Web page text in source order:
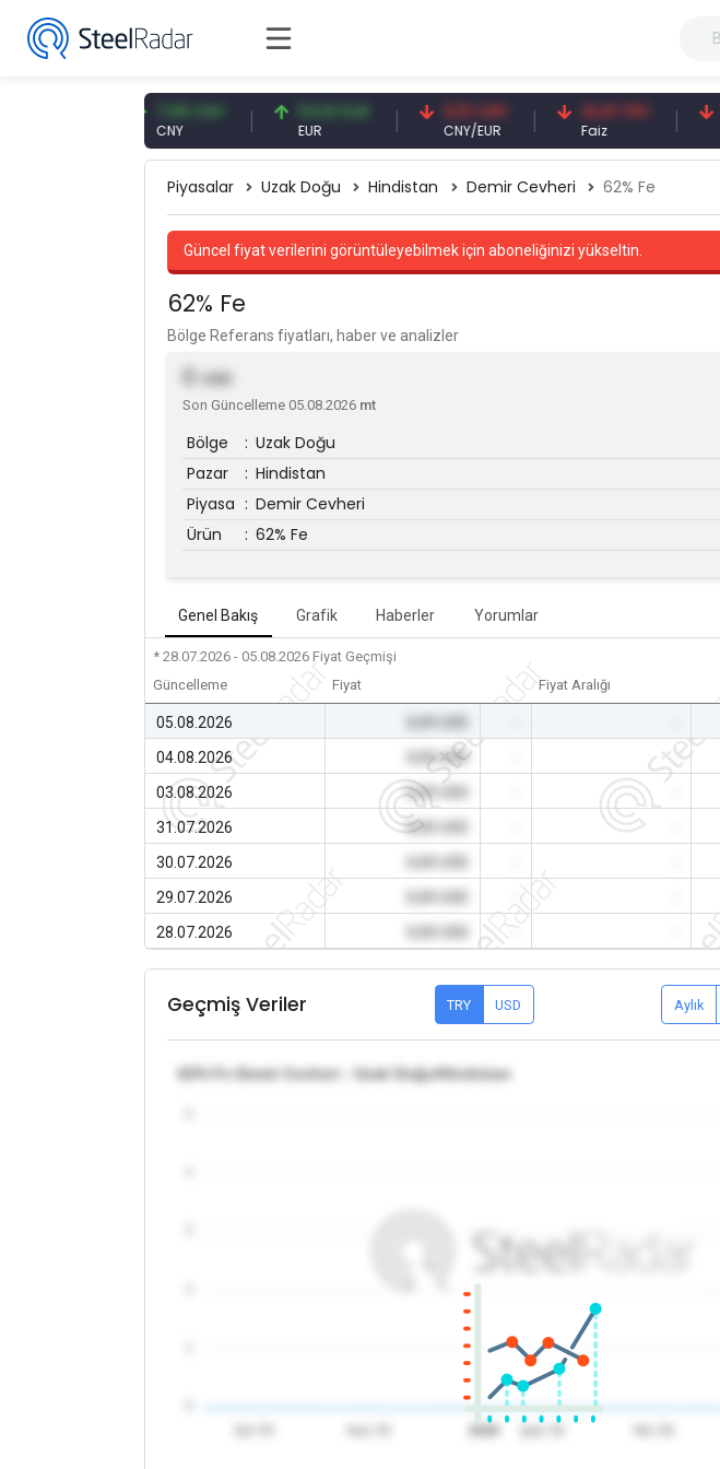
7,08 CNY 54,91 EUR
EUR
0,13 CNY
CNY/EUR
41,41 TRY
Faiz
79,77
Piyasalar Uzak Doğu Hindistan Demir Cevheri 62% Fe
Güncel fiyat verilerini görüntüleyebilmek için aboneliğinizi yükseltin.
62% Fe
Bölge Referans fiyatları, haber ve analizler
0 USD
Son Güncelleme 05.08.2026 mt
Bölge : Uzak Doğu
Pazar
: Hindistan
Piyasa : Demir Cevheri
Ürün
: 62% Fe
Genel Bakış Grafik Haberler Yorumlar
* 28.07.2026 - 05.08.2026 Fiyat Geçmişi
Güncelleme
Fiyat Fiyat Aralığı
05.08.2026
04.08.2026
0,00 USD -
03.08.2026
0,00 USD
31.07.2026
0,00 USD
30.07.2026
29.07.2026
-
28.07.2026
Geçmiş Veriler TRY USD Aylık
62% Fe Demir Cevheri - Uzak Doğu/Hindistan